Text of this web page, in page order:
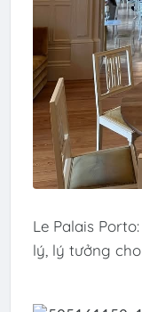
Le Palais
lý, lý tưởng